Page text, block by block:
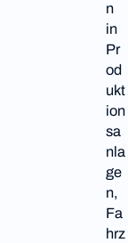
n
in
Pr
od
ukt
ion
sa
nla
ge
n,
Fa
hrz